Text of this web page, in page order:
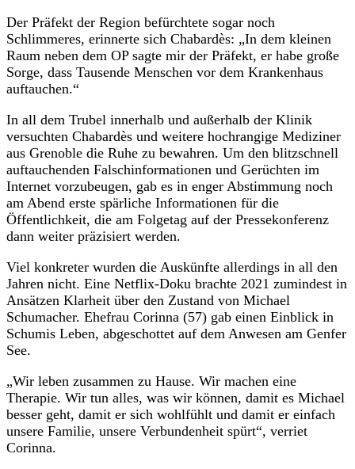
Der Präfekt der Region befürchtete sogar noch
Schlimmeres, erinnerte sich Chabardès: „In dem kleinen
Raum neben dem OP sagte mir der Präfekt, er habe große
Sorge, dass Tausende Menschen vor dem Krankenhaus
auftauchen.“
In all dem Trubel innerhalb und außerhalb der Klinik
versuchten Chabardès und weitere hochrangige Mediziner
aus Grenoble die Ruhe zu bewahren. Um den blitzschnell
auftauchenden Falschinformationen und Gerüchten im
Internet vorzubeugen, gab es in enger Abstimmung noch
am Abend erste spärliche Informationen für die
Öffentlichkeit, die am Folgetag auf der Pressekonferenz
dann weiter präzisiert werden.
Viel konkreter wurden die Auskünfte allerdings in all den
Jahren nicht. Eine Netflix-Doku brachte 2021 zumindest in
Ansätzen Klarheit über den Zustand von Michael
Schumacher. Ehefrau Corinna (57) gab einen Einblick in
Schumis Leben, abgeschottet auf dem Anwesen am Genfer
See.
„Wir leben zusammen zu Hause. Wir machen eine
Therapie. Wir tun alles, was wir können, damit es Michael
besser geht, damit er sich wohlfühlt und damit er einfach
unsere Familie, unsere Verbundenheit spürt“, verriet
Corinna.